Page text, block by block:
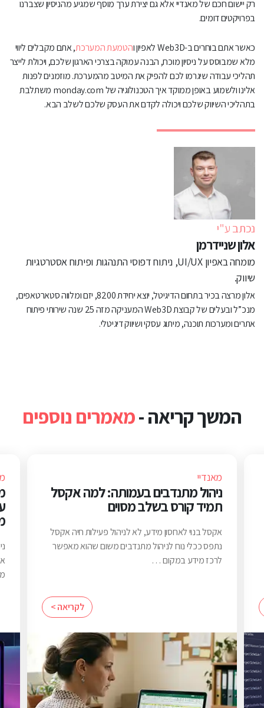
רק יישום חכם של מאנדיי אלא גם יצירת ערך מוסף שמגיע מהניסיון שצברנו
בפרויקטים דומים.
כאשר אתם בוחרים ב-Web3D לאפיון ו הטמעת המערכת, אתם מקבלים ליווי
מלא שמבוסס על ניסיון מוכח, הבנה עמוקה בצרכי הארגון שלכם, ויכולת לייצר
תהליכי עבודה שיגרמו לכם להפיק את המיטב מהמערכת. מוזמנים לפנות
אלינו ולשמוע באופן ממוקד איך הטכנולוגיה של monday.com משתלבת
בתהליכי השיווק שלכם ויכולה לקדם את העסק שלכם לשלב הבא.
נכתב ע"י
אלון שניידרמן
מומחה באפיון UI/UX, ניתוח דפוסי התנהגות ופיתוח אסטרטגיות
שיווק.
אלון מרצה בכיר בתחום הדיגיטל, יוצא יחידת 8200, יזם ומלווה סטארטאפים,
מנכ”ל ובעלים של קבוצת Web3D המעניקה מזה 25 שנה שירותי פיתוח
אתרים ומערכות תוכנה, מיתוג עסקי ושיווק דיגיטלי.
המשך קריאה -מאמרים נוספים
מאנדיי
ניהול מתנדבים בעמותה: למה אקסל
תמיד קורס בשלב מסוים
אקסל בנוי לאחסון מידע, לא לניהול פעילות חיה אקסל
נתפס ככלי נוח לניהול מתנדבים משום שהוא מאפשר
לרכז מידע במקום …
לקריאה >